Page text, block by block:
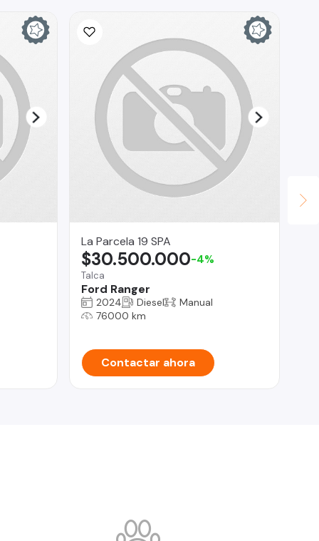
La Parcela 19 SPA
Talca
Ford Ranger
$30.500.000-4%
2024 Diesel
Manual
76000 km
Contactar ahora
La